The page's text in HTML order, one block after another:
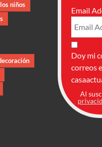
niños
Email
Doy mi
correos
Al